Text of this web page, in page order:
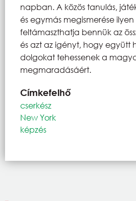
napban. A közös tanulás,
és egymás megismerése
feltámaszthatja bennük az
és azt az igényt, hogy együtt
dolgokat tehessenek a
megmaradásáért.
Címkefelhő
cserkész
New York
képzés